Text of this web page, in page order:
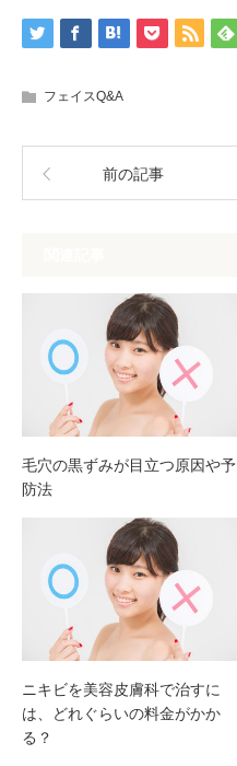
フェイスQ&A
前の記事
毛穴の黒ずみが目立つ原因や予
防法
ニキビを美容皮膚科で治すに
は、どれぐらいの料金がかか
る？